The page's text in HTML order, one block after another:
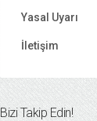
Yasal Uyarı
İletişim
Bizi Takip Edin!